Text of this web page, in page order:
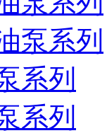
泵系列
系列
系列